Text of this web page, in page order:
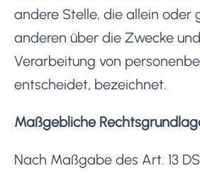
andere Stelle, die allein oder
anderen über die Zwecke
Verarbeitung von
entscheidet, bezeichnet.
Maßgebliche
Nach Maßgabe des Art. 13